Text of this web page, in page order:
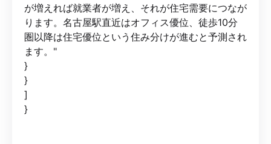
が増えれば就業者が増え、それが住宅需要につなが
ります。名古屋駅直近はオフィス優位、徒歩10分
圏以降は住宅優位という住み分けが進むと予測され
ます。"
}
}
]
}